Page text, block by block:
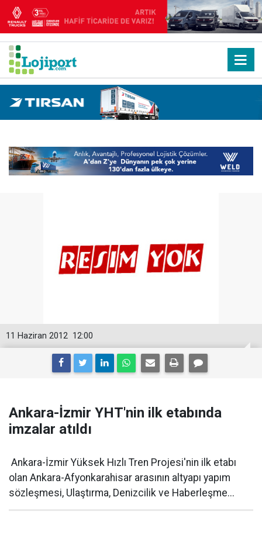
12:00
11 Haziran 2012
Ankara-İzmir YHT'nin ilk etabında
imzalar atıldı
Ankara-İzmir Yüksek Hızlı Tren Projesi'nin ilk etabı
olan Ankara-Afyonkarahisar arasının altyapı yapım
sözleşmesi, Ulaştırma, Denizcilik ve Haberleşme...